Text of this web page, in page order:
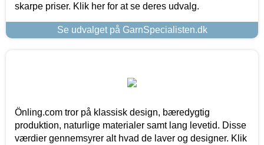
skarpe priser. Klik her for at se deres udvalg.
Se udvalget på GarnSpecialisten.dk
Önling.com tror på klassisk design, bæredygtig
produktion, naturlige materialer samt lang levetid. Disse
værdier gennemsyrer alt hvad de laver og designer. Klik